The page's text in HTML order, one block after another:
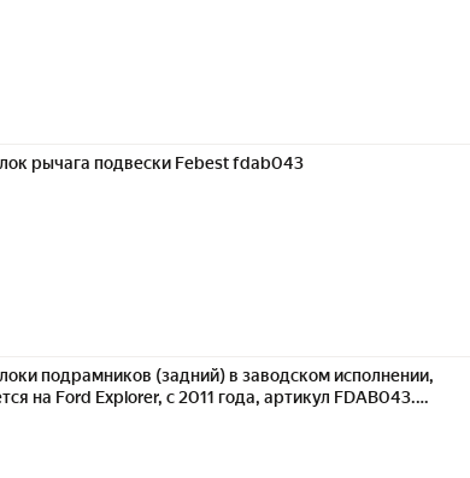
рычага подвески Febest fdab043
подрамников (задний) в заводском исполнении,
на Ford Explorer, с 2011 года, артикул FDAB043.